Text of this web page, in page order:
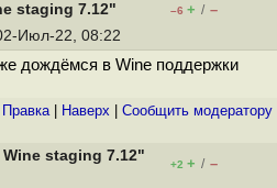
staging 7.12" –6 + / –
Июл-22, 08:22
дождёмся в Wine поддержки
Правка| Наверх Cообщить модератору
staging 7.12"
+2 + / –